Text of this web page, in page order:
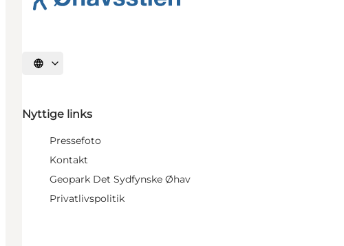
Vælg sprog
Nyttige links
Pressefoto
Kontakt
Geopark Det Sydfynske Øhav
Privatlivspolitik